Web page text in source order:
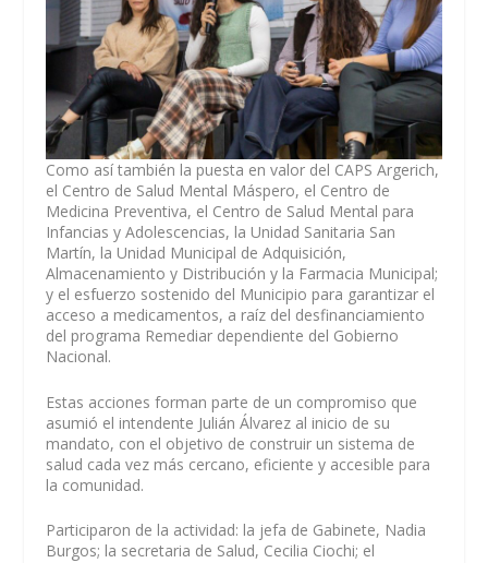
Como así también la puesta en valor del CAPS Argerich,
el Centro de Salud Mental Máspero, el Centro de
Medicina Preventiva, el Centro de Salud Mental para
Infancias y Adolescencias, la Unidad Sanitaria San
Martín, la Unidad Municipal de Adquisición,
Almacenamiento y Distribución y la Farmacia Municipal;
y el esfuerzo sostenido del Municipio para garantizar el
acceso a medicamentos, a raíz del desfinanciamiento
del programa Remediar dependiente del Gobierno
Nacional.
Estas acciones forman parte de un compromiso que
asumió el intendente Julián Álvarez al inicio de su
mandato, con el objetivo de construir un sistema de
salud cada vez más cercano, eficiente y accesible para
la comunidad.
Participaron de la actividad: la jefa de Gabinete, Nadia
Burgos; la secretaria de Salud, Cecilia Ciochi; el